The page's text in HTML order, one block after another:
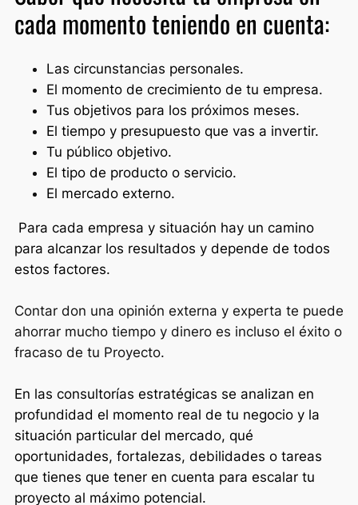
cada momento teniendo en cuenta:
Las circunstancias personales.
El momento de crecimiento de tu empresa.
Tus objetivos para los próximos meses.
El tiempo y presupuesto que vas a invertir.
Tu público objetivo.
El tipo de producto o servicio.
El mercado externo.
Para cada empresa y situación hay un camino
para alcanzar los resultados y depende de todos
estos factores.
Contar don una opinión externa y experta te puede
ahorrar mucho tiempo y dinero es incluso el éxito o
fracaso de tu Proyecto.
En las consultorías estratégicas se analizan en
profundidad el momento real de tu negocio y la
situación particular del mercado, qué
oportunidades, fortalezas, debilidades o tareas
que tienes que tener en cuenta para escalar tu
proyecto al máximo potencial.